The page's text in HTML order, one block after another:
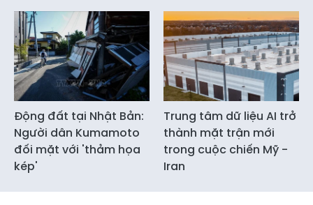
Động đất tại Nhật Bản:
Người dân Kumamoto
đối mặt với 'thảm họa
kép'
Trung tâm dữ liệu AI trở
thành mặt trận mới
trong cuộc chiến Mỹ -
Iran